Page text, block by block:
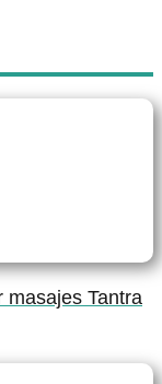
masajes Tantra